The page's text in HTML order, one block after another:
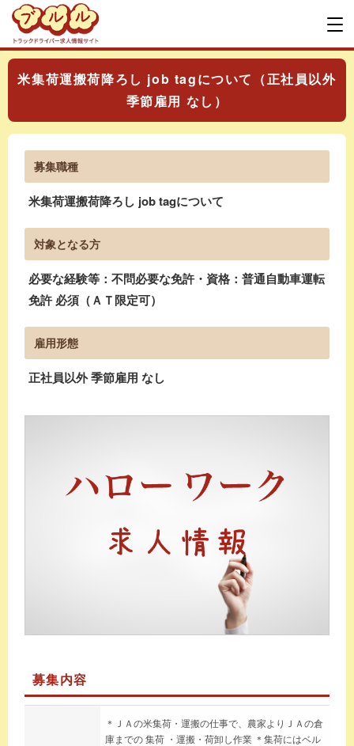
米集荷運搬荷降ろし job tagについて（正社員以外
季節雇用 なし）
募集職種
米集荷運搬荷降ろし job tagについて
対象となる方
必要な経験等：不問必要な免許・資格：普通自動車運転
免許 必須（ＡＴ限定可）
雇用形態
正社員以外 季節雇用 なし
募集内容
＊ＪＡの米集荷・運搬の仕事で、農家よりＪＡの倉
庫までの 集荷 ・運搬・荷卸し作業 ＊集荷にはベル